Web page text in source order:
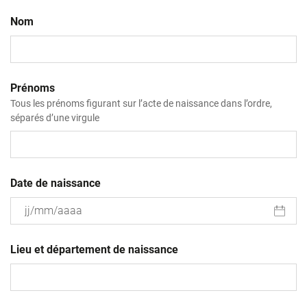
Nom
Prénoms
Tous les prénoms figurant sur l’acte de naissance dans l’ordre,
séparés d’une virgule
Date de naissance
slash
MM
Lieu et département de naissance